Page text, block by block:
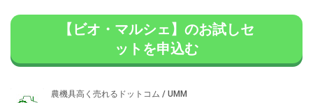
【ビオ・マルシェ】のお試しセ
ットを申込む